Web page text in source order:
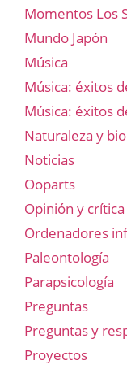
Momentos Los
Mundo Japón
Música
Música: éxitos
Música: éxitos
Naturaleza y
Noticias
Ooparts
Opinión y crítica
Ordenadores
Paleontología
Parapsicología
Preguntas
Preguntas y
Proyectos